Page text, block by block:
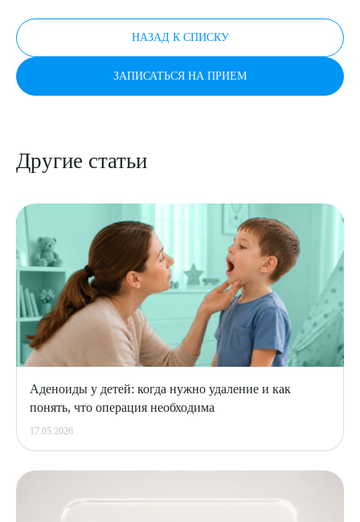
НАЗАД К СПИСКУ
ЗАПИСАТЬСЯ НА ПРИЕМ
Другие статьи
Аденоиды у детей: когда нужно удаление и как
понять, что операция необходима
17.05.2026